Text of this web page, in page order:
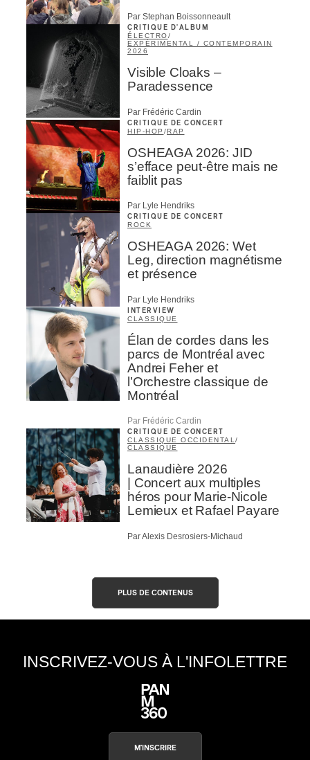
Par Stephan Boissonneault
CRITIQUE D'ALBUM
ÉLECTRO/
EXPÉRIMENTAL / CONTEMPORAIN
2026
Visible Cloaks –
Paradessence
Par Frédéric Cardin
CRITIQUE DE CONCERT
HIP-HOP /RAP
OSHEAGA 2026: JID
s’efface peut-être mais ne
faiblit pas
Par Lyle Hendriks
CRITIQUE DE CONCERT
ROCK
OSHEAGA 2026: Wet
Leg, direction magnétisme
et présence
Par Lyle Hendriks
INTERVIEW
CLASSIQUE
Élan de cordes dans les
parcs de Montréal avec
Andrei Feher et
l’Orchestre classique de
Montréal
Par Frédéric Cardin
CRITIQUE DE CONCERT
CLASSIQUE OCCIDENTAL /
CLASSIQUE
Lanaudière 2026
| Concert aux multiples
héros pour Marie-Nicole
Lemieux et Rafael Payare
Par Alexis Desrosiers-Michaud
PLUS DE CONTENUS
INSCRIVEZ-VOUS À L'INFOLETTRE
M'INSCRIRE